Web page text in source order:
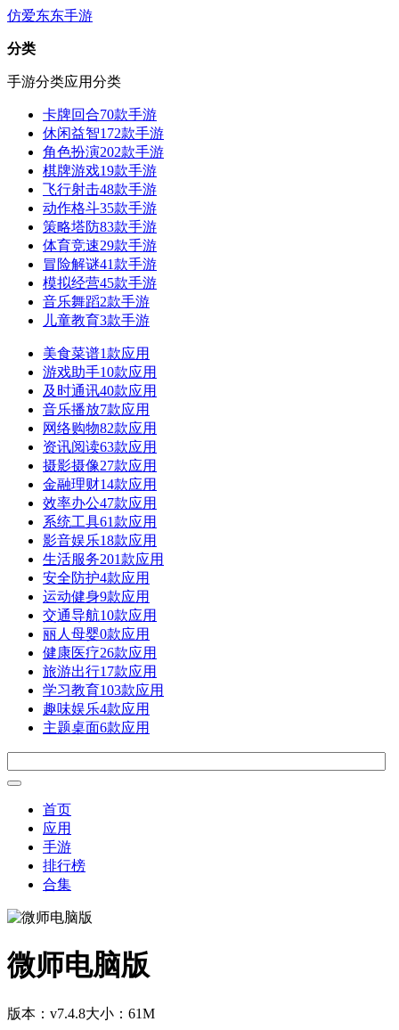
仿爱东东手游
分类
手游分类应用分类
卡牌回合70款手游
休闲益智172款手游
角色扮演202款手游
棋牌游戏19款手游
飞行射击48款手游
动作格斗35款手游
策略塔防83款手游
体育竞速29款手游
冒险解谜41款手游
模拟经营45款手游
音乐舞蹈2款手游
儿童教育3款手游
美食菜谱1款应用
游戏助手10款应用
及时通讯40款应用
音乐播放7款应用
网络购物82款应用
资讯阅读63款应用
摄影摄像27款应用
金融理财14款应用
效率办公47款应用
系统工具61款应用
影音娱乐18款应用
生活服务201款应用
安全防护4款应用
运动健身9款应用
交通导航10款应用
丽人母婴0款应用
健康医疗26款应用
旅游出行17款应用
学习教育103款应用
趣味娱乐4款应用
主题桌面6款应用
首页
应用
手游
排行榜
合集
微师电脑版
版本：v7.4.8大小：61M